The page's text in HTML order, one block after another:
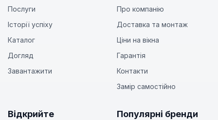
Послуги
Історії успіху
Каталог
Догляд
Завантажити
Про компанію
Доставка та монтаж
Ціни на вікна
Гарантія
Контакти
Замір самостійно
Відкрийте Популярні бренди